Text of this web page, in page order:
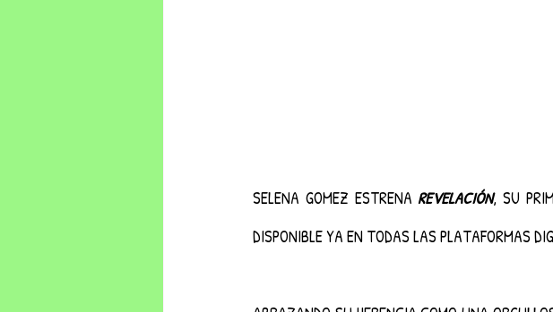
SELENA GOMEZ ESTRENA REVELACIÓN, SU
DISPONIBLE YA EN TODAS LAS PLATAFORMAS